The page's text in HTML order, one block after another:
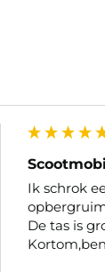
Ik schrok
De tas is